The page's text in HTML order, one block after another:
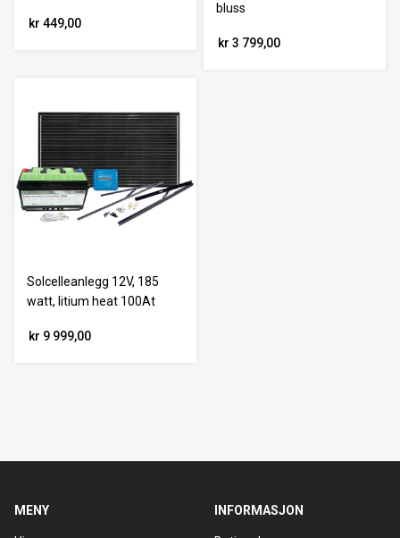
kr 449,00
bluss
kr 3 799,00
Solcelleanlegg 12V, 185
watt, litium heat 100At
kr 9 999,00
MENY INFORMASJON